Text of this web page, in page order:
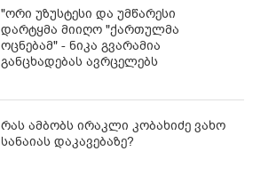
"ორი უზუსტესი და უმწარესი
დარტყმა მიიღო "ქართულმა
ოცნებამ" - ნიკა გვარამია
განცხადებას ავრცელებს
რას ამბობს ირაკლი კობახიძე ვახო
სანაიას დაკავებაზე?